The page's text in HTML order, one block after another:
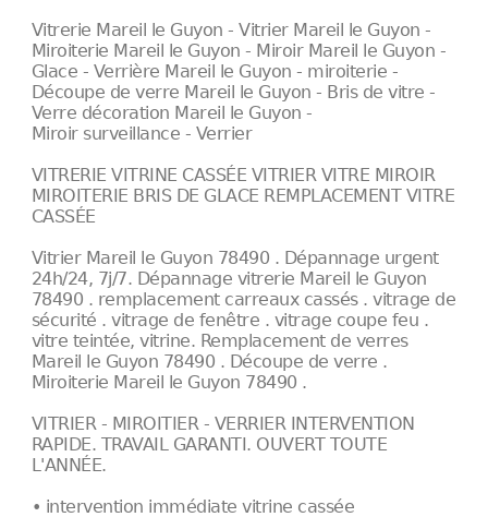
Vitrerie Mareil le Guyon - Vitrier Mareil le Guyon -
Miroiterie Mareil le Guyon - Miroir Mareil le Guyon -
Glace - Verrière Mareil le Guyon - miroiterie -
Découpe de verre Mareil le Guyon - Bris de vitre -
Verre décoration Mareil le Guyon -
Miroir surveillance - Verrier
VITRERIE VITRINE CASSÉE VITRIER VITRE MIROIR
MIROITERIE BRIS DE GLACE REMPLACEMENT VITRE
CASSÉE
Vitrier Mareil le Guyon 78490 . Dépannage urgent
24h/24, 7j/7. Dépannage vitrerie Mareil le Guyon
78490 . remplacement carreaux cassés . vitrage de
sécurité . vitrage de fenêtre . vitrage coupe feu .
vitre teintée, vitrine. Remplacement de verres
Mareil le Guyon 78490 . Découpe de verre .
Miroiterie Mareil le Guyon 78490 .
VITRIER - MIROITIER - VERRIER INTERVENTION
RAPIDE. TRAVAIL GARANTI. OUVERT TOUTE
L'ANNÉE.
• intervention immédiate vitrine cassée